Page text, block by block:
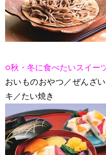
○秋・冬に食べたいスイー
おいものおやつ／ぜんざ
キ／たい焼き